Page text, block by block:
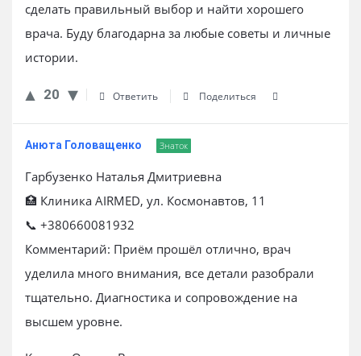
сделать правильный выбор и найти хорошего
врача. Буду благодарна за любые советы и личные
истории.
20 Ответить Поделиться
Анюта Головащенко Знаток
Гарбузенко Наталья Дмитриевна
🏥 Клиника AIRMED, ул. Космонавтов, 11
📞 +380660081932
Комментарий: Приём прошёл отлично, врач
уделила много внимания, все детали разобрали
тщательно. Диагностика и сопровождение на
высшем уровне.